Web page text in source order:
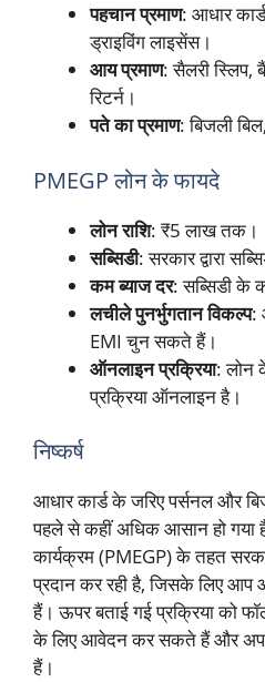
पहचान प्रमाण: आधार
ड्राइविंग लाइसेंस।
आय प्रमाण: सैलरी
रिटर्न।
पते का प्रमाण: बिजली
PMEGP लोन के फायदे
लोन राशि: ₹5 लाख तक।
सब्सिडी: सरकार द्वारा
कम ब्याज दर: सब्सिडी के
लचीले पुनर्भुगतान विकल्प:
EMI चुन सकते हैं।
ऑनलाइन प्रक्रिया: लोन
प्रक्रिया ऑनलाइन है।
निष्कर्ष
आधार कार्ड के जरिए पर्सनल और
पहले से कहीं अधिक आसान हो गया
कार्यक्रम (PMEGP) के तहत
प्रदान कर रही है, जिसके लिए
हैं। ऊपर बताई गई प्रक्रिया को
के लिए आवेदन कर सकते हैं और
हैं।